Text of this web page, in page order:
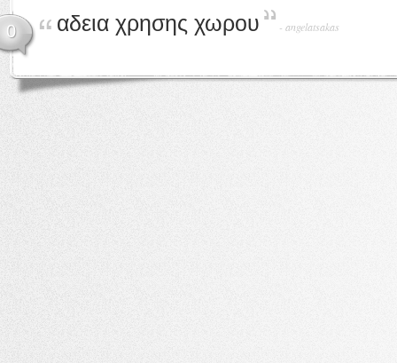
0 αδεια χρησης χωρου - angelatsakas